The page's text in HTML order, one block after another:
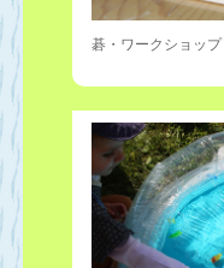
碁・ワークショップ